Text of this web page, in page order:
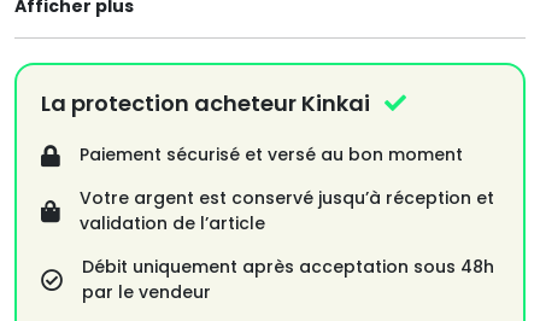
Afficher plus
La protection acheteur Kinkai
Paiement sécurisé et versé au bon moment
Votre argent est conservé jusqu’à réception et
validation de l’article
Débit uniquement après acceptation sous 48h
par le vendeur